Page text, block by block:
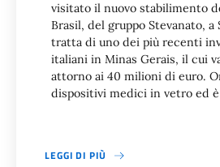
visitato il nuovo stabilimento
Brasil, del gruppo Stevanato, a
tratta di uno dei più recenti
italiani in Minas Gerais, il cui
attorno ai 40 milioni di euro.
dispositivi medici in vetro ed
LEGGI DI PIÙ